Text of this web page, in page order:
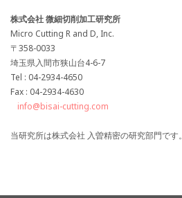
株式会社 微細切削加工研究所
Micro Cutting R and D, Inc.
〒358-0033
埼玉県入間市狭山台4-6-7
Tel : 04-2934-4650
Fax : 04-2934-4630
info@bisai-cutting.com
当研究所は株式会社 入曽精密の研究部門です。